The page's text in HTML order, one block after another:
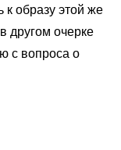
образу этой же
другом очерке
с вопроса о